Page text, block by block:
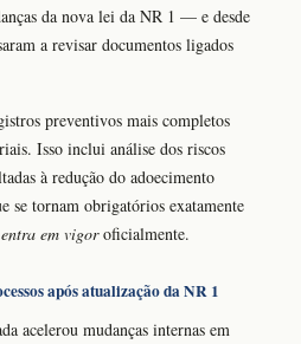
da nova lei da NR 1 — e desde
a revisar documentos ligados
preventivos mais completos
Isso inclui análise dos riscos
à redução do adoecimento
se tornam obrigatórios exatamente
em vigoroficialmente.
após atualização da NR 1
acelerou mudanças internas em